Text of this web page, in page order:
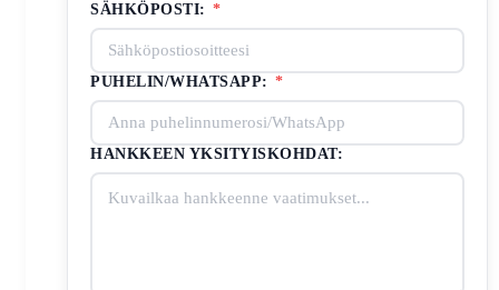
SÄHKÖPOSTI: *
PUHELIN/WHATSAPP: *
HANKKEEN YKSITYISKOHDAT: